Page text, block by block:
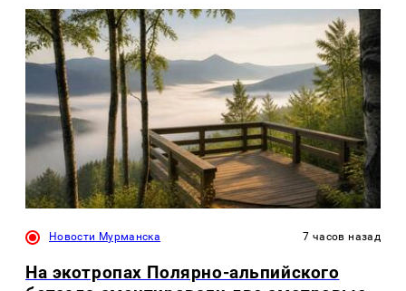
Новости Мурманска 7 часов назад
На экотропах Полярно-альпийского